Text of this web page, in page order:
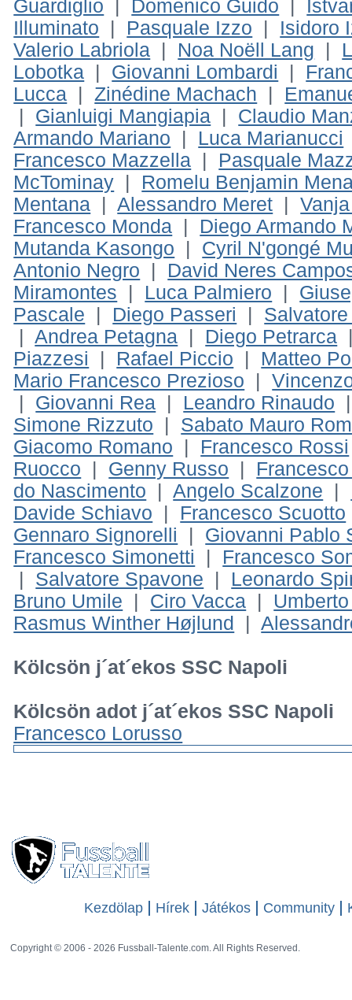
Guardiglio
Domenico Guido
Illuminato
Pasquale Izzo
Isidoro
Valerio Labriola
Noa Noëll Lang
Lobotka
Giovanni Lombardi
Lucca |Zinédine Machach
Gianluigi Mangiapia
Claudio
Armando Mariano
Luca Marianucci
Francesco Mazzella
Pasquale
McTominay
Romelu Benjamin
Mentana |Alessandro Meret |
Francesco Monda
Diego Armando
Mutanda Kasongo
Cyril N'gongé
Antonio Negro
David Neres
Miramontes
Luca Palmiero
Pascale
Diego Passeri
|Andrea Petagna Diego Petrarca
Piazzesi
Rafael Piccio
Matteo
Mario Francesco Prezioso |
Giovanni Rea Leandro Rinaudo
Simone Rizzuto
Sabato Mauro
Giacomo Romano
Francesco Rossi
Ruocco
Genny Russo
do Nascimento |Angelo Scalzone
Davide Schiavo
Francesco Scuotto
Gennaro Signorelli
Giovanni Pablo
Francesco Simonetti
Francesco
Salvatore Spavone
Leonardo
Bruno Umile
Ciro Vacca
Rasmus Winther Højlund
|
Kölcsön j´at´ekos SSC Napoli
Kölcsön adot j´at´ekos SSC Napoli
Francesco Lorusso
Kezdölap Hírek Játékos Community
Copyright © 2006 - 2026 Fussball-Talente.com. All Rights Reserved.